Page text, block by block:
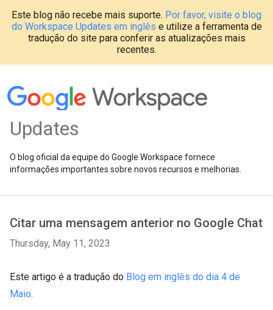
Este blog não recebe mais suporte. Por favor, visite o blog
do Workspace Updates em inglês e utilize a ferramenta de
tradução do site para conferir as atualizações mais
recentes.
Updates
O blog oficial da equipe do Google Workspace fornece
informações importantes sobre novos recursos e melhorias.
Citar uma mensagem anterior no Google Chat
Thursday, May 11, 2023
Este artigo é a tradução do Blog em inglês do dia 4 de
Maio.